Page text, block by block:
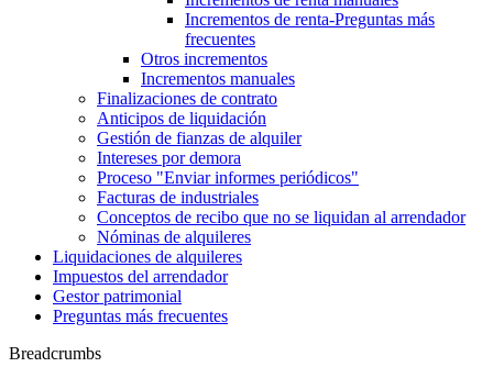
Incrementos de renta‎-Preguntas más
frecuentes‎
Otros incrementos
Incrementos manuales
Finalizaciones de contrato
Anticipos de liquidación
Gestión de fianzas de alquiler
Intereses por demora
Proceso "Enviar informes periódicos"
Facturas de industriales
Conceptos de recibo que no se liquidan al arrendador
Nóminas de alquileres
Liquidaciones de alquileres
Impuestos del arrendador
Gestor patrimonial
Preguntas más frecuentes
Breadcrumbs